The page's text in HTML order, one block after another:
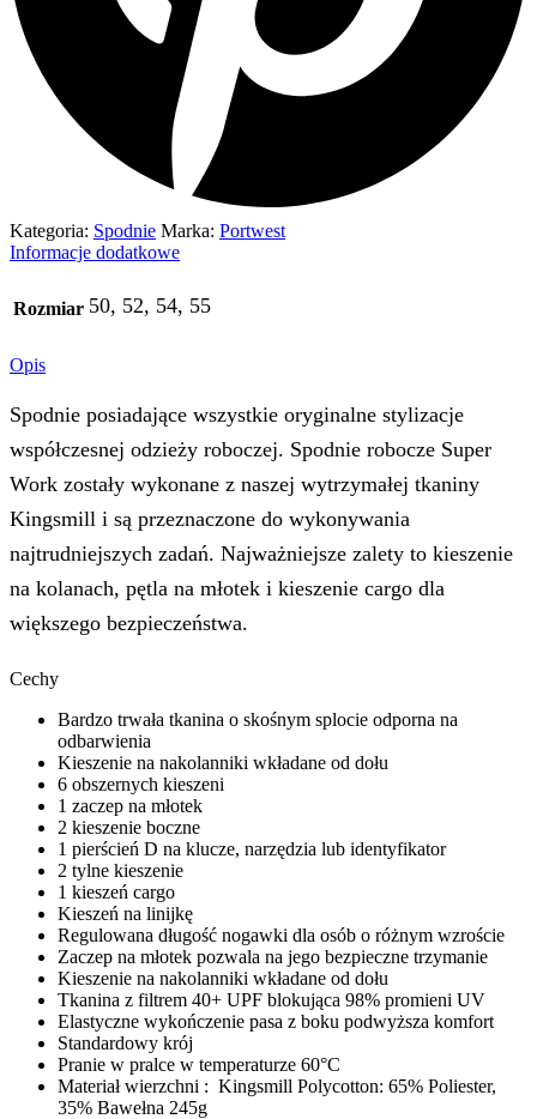
Kategoria: Spodnie Marka: Portwest
Informacje dodatkowe
Rozmiar 50, 52, 54, 55
Opis
Spodnie posiadające wszystkie oryginalne stylizacje
współczesnej odzieży roboczej. Spodnie robocze Super
Work zostały wykonane z naszej wytrzymałej tkaniny
Kingsmill i są przeznaczone do wykonywania
najtrudniejszych zadań. Najważniejsze zalety to kieszenie
na kolanach, pętla na młotek i kieszenie cargo dla
większego bezpieczeństwa.
Cechy
Bardzo trwała tkanina o skośnym splocie odporna na
odbarwienia
Kieszenie na nakolanniki wkładane od dołu
6 obszernych kieszeni
1 zaczep na młotek
2 kieszenie boczne
1 pierścień D na klucze, narzędzia lub identyfikator
2 tylne kieszenie
1 kieszeń cargo
Kieszeń na linijkę
Regulowana długość nogawki dla osób o różnym wzroście
Zaczep na młotek pozwala na jego bezpieczne trzymanie
Kieszenie na nakolanniki wkładane od dołu
Tkanina z filtrem 40+ UPF blokująca 98% promieni UV
Elastyczne wykończenie pasa z boku podwyższa komfort
Standardowy krój
Pranie w pralce w temperaturze 60°C
Materiał wierzchni : Kingsmill Polycotton: 65% Poliester,
35% Bawełna 245g